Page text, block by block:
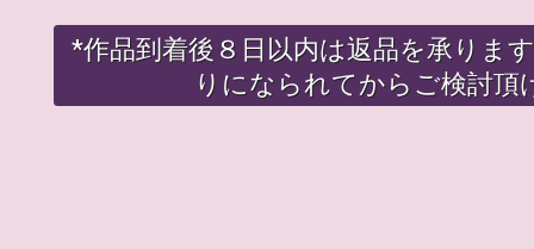
*作品到着後８日以内は返品を承りま
りになられてからご検討頂